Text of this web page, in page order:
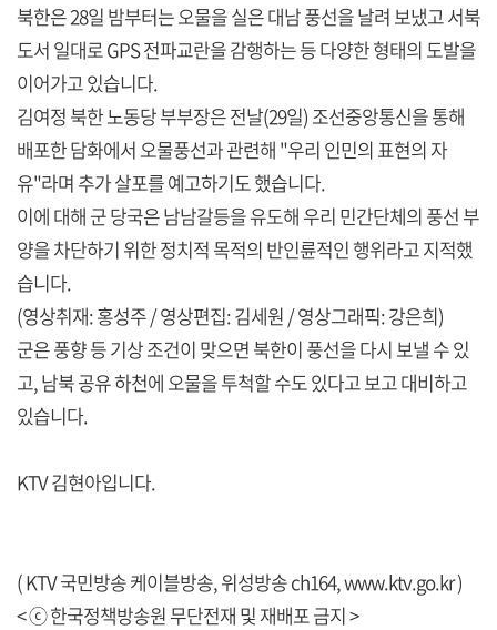
북한은 28일 밤부터는 오물을 실은 대남 풍선을 날려 보냈고 서북
도서 일대로 GPS 전파교란을 감행하는 등 다양한 형태의 도발을
이어가고 있습니다.
김여정 북한 노동당 부부장은 전날(29일) 조선중앙통신을 통해
배포한 담화에서 오물풍선과 관련해 "우리 인민의 표현의 자
유"라며 추가 살포를 예고하기도 했습니다.
이에 대해 군 당국은 남남갈등을 유도해 우리 민간단체의 풍선 부
양을 차단하기 위한 정치적 목적의 반인륜적인 행위라고 지적했
습니다.
(영상취재: 홍성주 / 영상편집: 김세원 / 영상그래픽: 강은희)
군은 풍향 등 기상 조건이 맞으면 북한이 풍선을 다시 보낼 수 있
고, 남북 공유 하천에 오물을 투척할 수도 있다고 보고 대비하고
있습니다.
KTV 김현아입니다.
( KTV 국민방송 케이블방송, 위성방송 ch164,www.ktv.go.kr)
< ⓒ 한국정책방송원 무단전재 및 재배포 금지 >